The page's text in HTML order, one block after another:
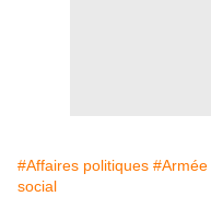
#Affaires politiques #Armée
social